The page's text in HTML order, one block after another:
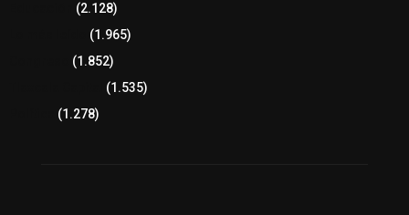
(2.128)
(1.965)
(1.852)
(1.535)
(1.278)